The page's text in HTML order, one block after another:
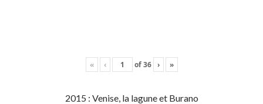
« ‹ of36 › »
2015 : Venise, la lagune et Burano